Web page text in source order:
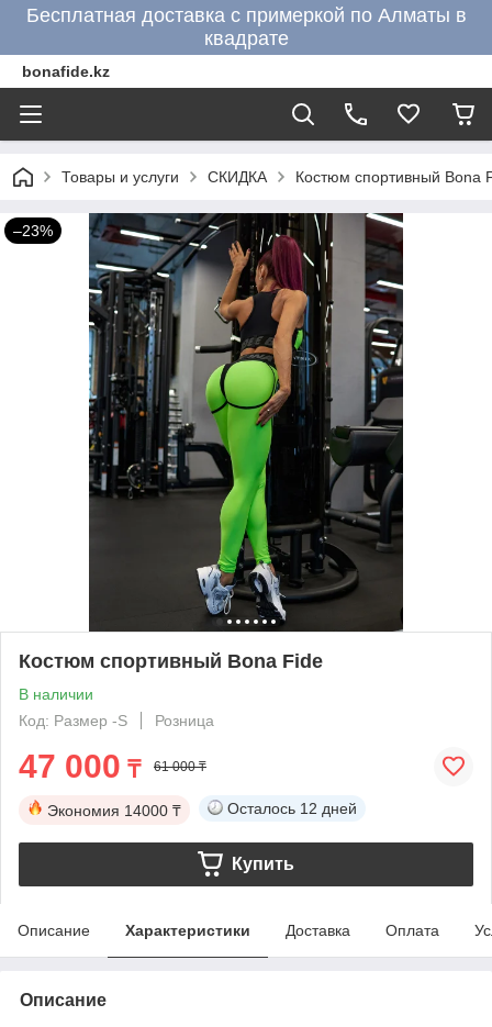
Бесплатная доставка с примеркой по Алматы в
квадрате
bonafide.kz
Товары и услуги СКИДКА Костюм спортивный Bona
–23%
Костюм спортивный Bona Fide
В наличии
Код: Размер -S
Розница
47 000 ₸ 61 000 ₸
Экономия 14000 ₸ Осталось 12 дней
Купить
Описание Характеристики Доставка Оплата
Описание